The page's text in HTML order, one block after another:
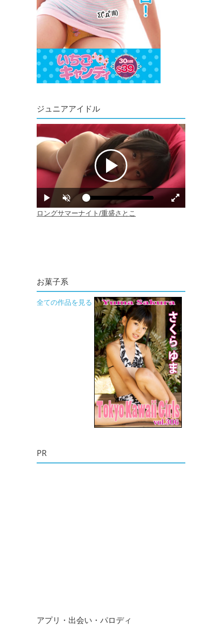
ジュニアアイドル
お菓子系
全ての作品を見る
PR
アプリ・出会い・パロディ